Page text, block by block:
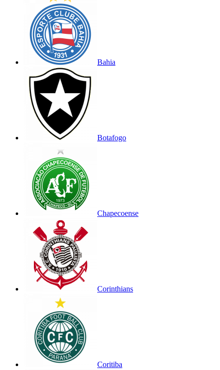
Bahia
Botafogo
Chapecoense
Corinthians
Coritiba